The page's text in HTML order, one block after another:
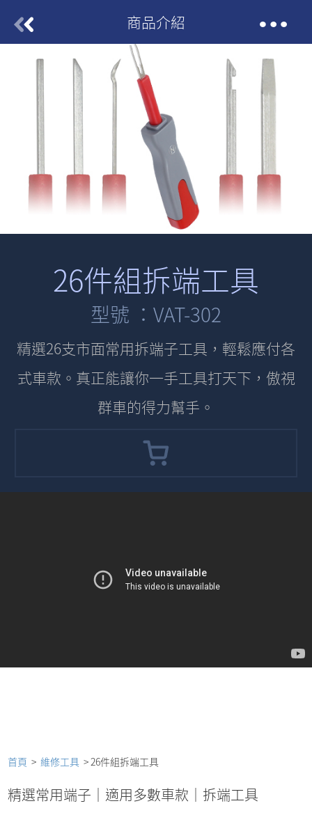
商品介紹
26件組拆端工具
型號 ：VAT-302
精選26支市面常用拆端子工具，輕鬆應付各
式車款。真正能讓你一手工具打天下，傲視
群車的得力幫手。
首頁 > 維修工具> 26件組拆端工具
精選常用端子｜適用多數車款｜拆端工具